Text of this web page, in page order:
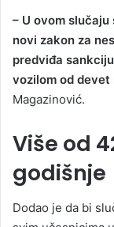
– U ovom
novi zakon za
predviđa
vozilom od devet
Magazinović.
Više od
godišnje
Dodao je da bi